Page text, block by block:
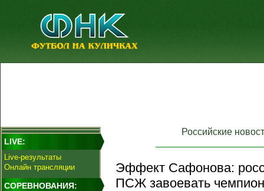
LIVE:
Live-результаты
Онлайн трансляции
СОРЕВНОВАНИЯ:
Российские
Эффект Сафонова:
ПСЖ завоевать